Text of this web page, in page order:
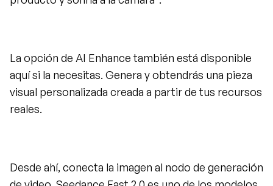
La opción de AI Enhance también está disponible
aquí si la necesitas. Genera y obtendrás una pieza
visual personalizada creada a partir de tus recursos
reales.
Desde ahí, conecta la imagen al nodo de generación